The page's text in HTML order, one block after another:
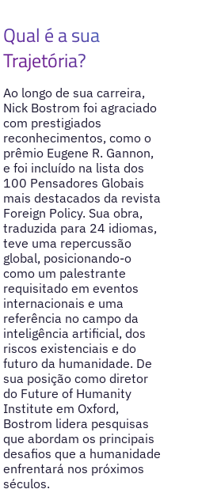
Qual é a sua
Trajetória?
Ao longo de sua carreira,
Nick Bostrom foi agraciado
com prestigiados
reconhecimentos, como o
prêmio Eugene R. Gannon,
e foi incluído na lista dos
100 Pensadores Globais
mais destacados da revista
Foreign Policy. Sua obra,
traduzida para 24 idiomas,
teve uma repercussão
global, posicionando-o
como um palestrante
requisitado em eventos
internacionais e uma
referência no campo da
inteligência artificial, dos
riscos existenciais e do
futuro da humanidade. De
sua posição como diretor
do Future of Humanity
Institute em Oxford,
Bostrom lidera pesquisas
que abordam os principais
desafios que a humanidade
enfrentará nos próximos
séculos.